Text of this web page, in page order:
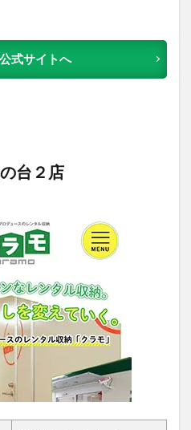
式サイトへ
台２店